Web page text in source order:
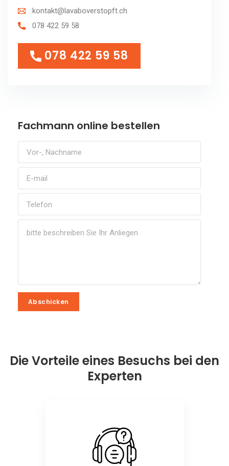
kontakt@lavaboverstopft.ch
078 422 59 58
078 422 59 58
078 422 59 58
Fachmann online bestellen
Abschicken
Abschicken
Die Vorteile eines Besuchs bei den
Experten